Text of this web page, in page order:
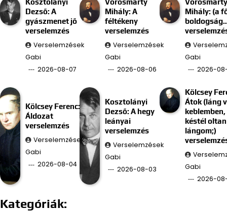
Kosztolányi
Dezső: A
gyászmenet jő
verselemzés
Verselemzések
Gabi
2026-08-07
Vörösmarty
Mihály: A
féltékeny
verselemzés
Verselemzések
Gabi
2026-08-06
Vörösmarty
Mihály: (a
Gabi
2026-
Kölcsey Ferenc:
Áldozat
verselemzés
Verselemzések
Gabi
2026-08-04
Kosztolányi
Dezső: A hegy
leányai
verselemzés
Verselemzések
Gabi
2026-08-03
Kölcsey
Átok (láng
keblemben,
késtél
lángom;)
Gabi
2026-
Kategóriák: